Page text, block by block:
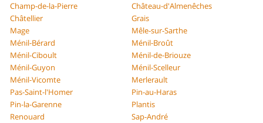
Champ-de-la-Pierre
Château-d'Almenêches
Châtellier
Grais
Mage
Mêle-sur-Sarthe
Ménil-Bérard
Ménil-Broût
Ménil-Ciboult
Ménil-de-Briouze
Ménil-Guyon
Ménil-Scelleur
Ménil-Vicomte
Merlerault
Pas-Saint-l'Homer
Pin-au-Haras
Pin-la-Garenne
Plantis
Renouard
Sap-André